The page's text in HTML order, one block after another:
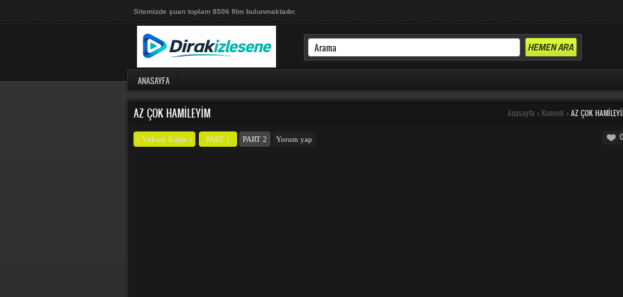
Sitemizde şuan toplam 8506 film bulunmaktadır.
ANASAYFA
AZ ÇOK HAMILEYIM Anasayfa > Komedi > AZ ÇOK
( Yüksek Kalite ) PART 1 PART 2 Yorum yap